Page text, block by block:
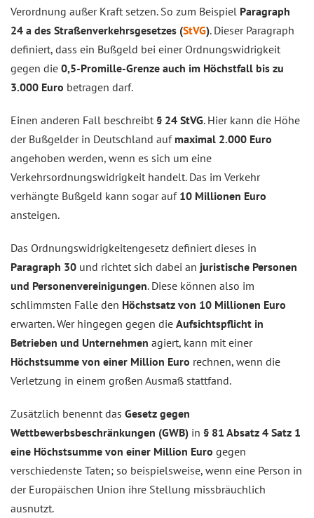
Verordnung außer Kraft setzen. So zum Beispiel Paragraph
24 a des Straßenverkehrsgesetzes (StVG). Dieser Paragraph
definiert, dass ein Bußgeld bei einer Ordnungswidrigkeit
gegen die 0,5-Promille-Grenze auch im Höchstfall bis zu
3.000 Euro betragen darf.
Einen anderen Fall beschreibt § 24 StVG. Hier kann die Höhe
der Bußgelder in Deutschland auf maximal 2.000 Euro
angehoben werden, wenn es sich um eine
Verkehrsordnungswidrigkeit handelt. Das im Verkehr
verhängte Bußgeld kann sogar auf 10 Millionen Euro
ansteigen.
Das Ordnungswidrigkeitengesetz definiert dieses in
Paragraph 30 und richtet sich dabei an juristische Personen
und Personenvereinigungen. Diese können also im
schlimmsten Falle den Höchstsatz von 10 Millionen Euro
erwarten. Wer hingegen gegen die Aufsichtspflicht in
Betrieben und Unternehmen agiert, kann mit einer
Höchstsumme von einer Million Euro rechnen, wenn die
Verletzung in einem großen Ausmaß stattfand.
Zusätzlich benennt das Gesetz gegen
Wettbewerbsbeschränkungen (GWB) in § 81 Absatz 4 Satz 1
eine Höchstsumme von einer Million Euro gegen
verschiedenste Taten; so beispielsweise, wenn eine Person in
der Europäischen Union ihre Stellung missbräuchlich
ausnutzt.